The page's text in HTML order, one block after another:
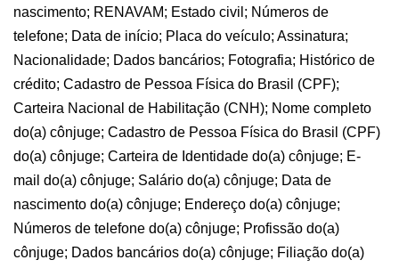
nascimento; RENAVAM; Estado civil; Números de
telefone; Data de início; Placa do veículo; Assinatura;
Nacionalidade; Dados bancários; Fotografia; Histórico de
crédito; Cadastro de Pessoa Física do Brasil (CPF);
Carteira Nacional de Habilitação (CNH); Nome completo
do(a) cônjuge; Cadastro de Pessoa Física do Brasil (CPF)
do(a) cônjuge; Carteira de Identidade do(a) cônjuge; E-
mail do(a) cônjuge; Salário do(a) cônjuge; Data de
nascimento do(a) cônjuge; Endereço do(a) cônjuge;
Números de telefone do(a) cônjuge; Profissão do(a)
cônjuge; Dados bancários do(a) cônjuge; Filiação do(a)